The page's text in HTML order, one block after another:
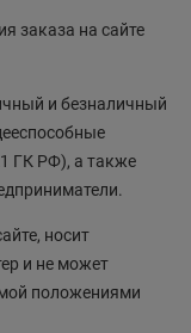
заказа на сайте
и безналичный
ГК РФ), а также
носит
и не может
положениями